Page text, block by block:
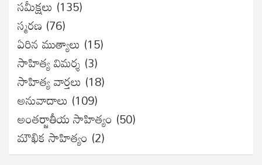
సమీక్షలు (135)
స్మరణ (76)
ఏరిన ముత్యాలు (15)
సాహిత్య విమర్శ (3)
సాహిత్య వార్తలు (18)
అనువాదాలు (109)
అంతర్జాతీయ సాహిత్యం (50)
మౌఖిక సాహిత్యం (2)